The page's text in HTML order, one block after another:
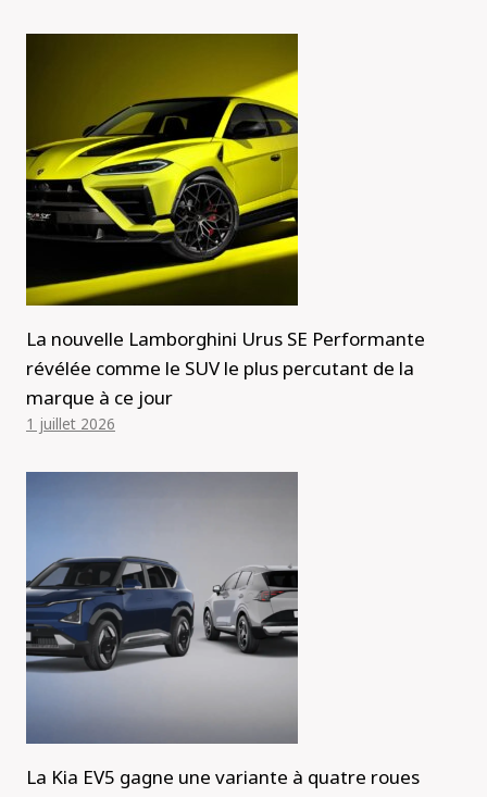
La nouvelle Lamborghini Urus SE Performante
révélée comme le SUV le plus percutant de la
marque à ce jour
1 juillet 2026
La Kia EV5 gagne une variante à quatre roues